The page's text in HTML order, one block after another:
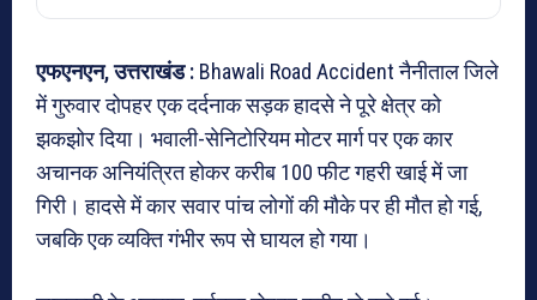
एफएनएन, उत्तराखंड : Bhawali Road Accident नैनीताल जिले
में गुरुवार दोपहर एक दर्दनाक सड़क हादसे ने पूरे क्षेत्र को
झकझोर दिया। भवाली-सेनिटोरियम मोटर मार्ग पर एक कार
अचानक अनियंत्रित होकर करीब 100 फीट गहरी खाई में जा
गिरी। हादसे में कार सवार पांच लोगों की मौके पर ही मौत हो गई,
जबकि एक व्यक्ति गंभीर रूप से घायल हो गया।